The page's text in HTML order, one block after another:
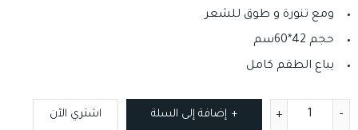
ومع تنورة و طوق للشعر
حجم 42*60سم
يباع الطقم كامل
إضافة إلى السلة اشتري الآن